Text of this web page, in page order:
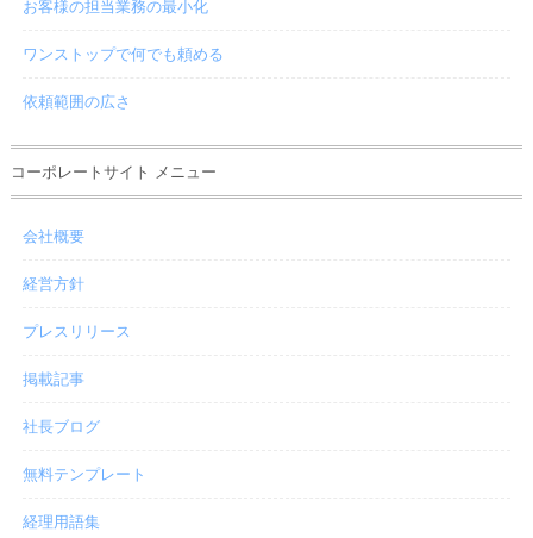
お客様の担当業務の最小化
ワンストップで何でも頼める
依頼範囲の広さ
コーポレートサイト メニュー
会社概要
経営方針
プレスリリース
掲載記事
社長ブログ
無料テンプレート
経理用語集